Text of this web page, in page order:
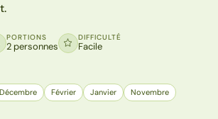
PORTIONS
2 personnes
DIFFICULTÉ
Facile
Décembre Février Janvier
Novembre